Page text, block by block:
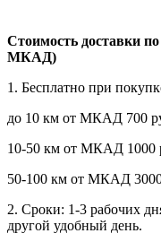
Стоимость доставки
МКАД)
1. Бесплатно при
до 10 км от МКАД 700
10-50 км от МКАД 1000
50-100 км от МКАД
2. Сроки: 1-3 рабочих
другой удобный день.